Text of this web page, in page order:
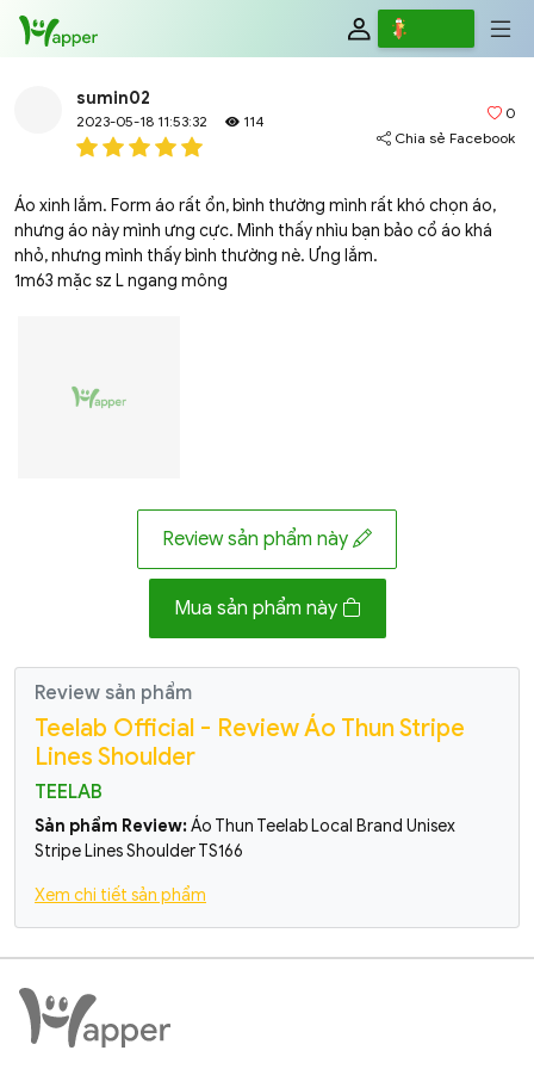
sumin02
2023-05-18 11:53:32 114
0
Chia sẻ Facebook
Áo xinh lắm. Form áo rất ổn, bình thường mình rất khó chọn áo,
nhưng áo này mình ưng cực. Mình thấy nhìu bạn bảo cổ áo khá
nhỏ, nhưng mình thấy bình thường nè. Ưng lắm.
1m63 mặc sz L ngang mông
Review sản phẩm này
Mua sản phẩm này
Review sản phẩm
Teelab Official - Review Áo Thun Stripe
Lines Shoulder
TEELAB
Sản phẩm Review:Áo Thun Teelab Local Brand Unisex
Stripe Lines Shoulder TS166
Xem chi tiết sản phẩm